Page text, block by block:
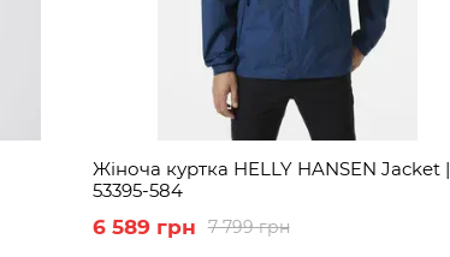
Жіноча куртка HELLY HANSEN Jacket |
53395-584
7 799 грн
6 589 грн